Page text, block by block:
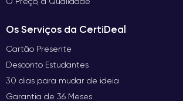
Os Serviços da CertiDeal
Cartão Presente
Desconto Estudantes
30 dias para mudar de ideia
Garantia de 36 Meses